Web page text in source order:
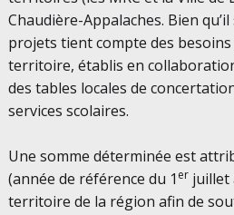
Chaudière-Appalaches. Bien
projets tient compte des
territoire, établis en
des tables locales de
services scolaires.
Une somme déterminée est
(année de référence du 1 erjuillet
territoire de la région afin de